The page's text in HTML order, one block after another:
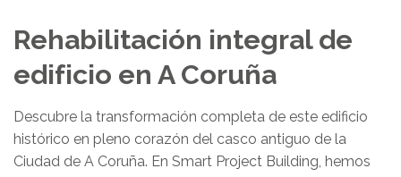
Rehabilitación integral de
edificio en A Coruña
Descubre la transformación completa de este edificio
histórico en pleno corazón del casco antiguo de la
Ciudad de A Coruña. En Smart Project Building, hemos